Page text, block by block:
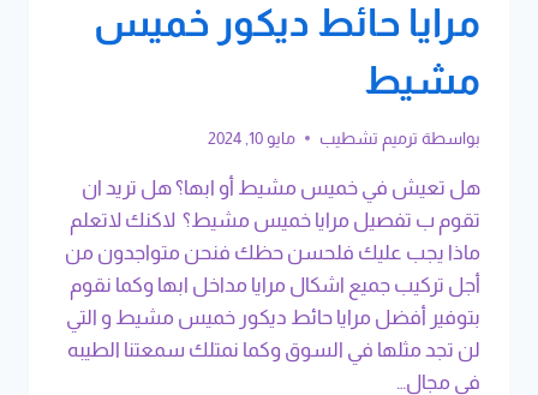
مرايا حائط ديكور خميس
مشيط
بواسطة ترميم تشطيب مايو 10, 2024
هل تعيش في خميس مشيط أو ابها؟ هل تريد ان
تقوم ب تفصيل مرايا خميس مشيط؟ لاكنك لاتعلم
ماذا يجب عليك فلحسن حظك فنحن متواجدون من
أجل تركيب جميع اشكال مرايا مداخل ابها وكما نقوم
بتوفير أفضل مرايا حائط ديكور خميس مشيط و التي
لن تجد مثلها في السوق وكما نمتلك سمعتنا الطيبه
في مجال…